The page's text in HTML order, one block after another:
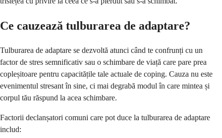
Ce cauzează tulburarea de adaptare?
Tulburarea de adaptare se dezvoltă atunci când te confrunți cu un
factor de stres semnificativ sau o schimbare de viață care pare prea
copleșitoare pentru capacitățile tale actuale de coping. Cauza nu este
evenimentul stresant în sine, ci mai degrabă modul în care mintea și
corpul tău răspund la acea schimbare.
Factorii declanșatori comuni care pot duce la tulburarea de adaptare
includ: